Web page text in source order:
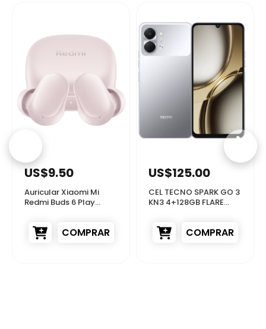
US$9.50
Auricular Xiaomi Mi
Redmi Buds 6 Play
COMPRAR
US$125.00
CEL TECNO SPARK GO 3
KN3 4+128GB FLARE
COMPRAR